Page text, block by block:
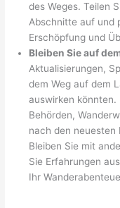
des Weges. Teilen
Abschnitte auf und
Erschöpfung und
Bleiben Sie auf
Aktualisierungen,
dem Weg auf dem
auswirken könnten.
Behörden,
nach den neuesten
Bleiben Sie mit
Sie Erfahrungen
Ihr